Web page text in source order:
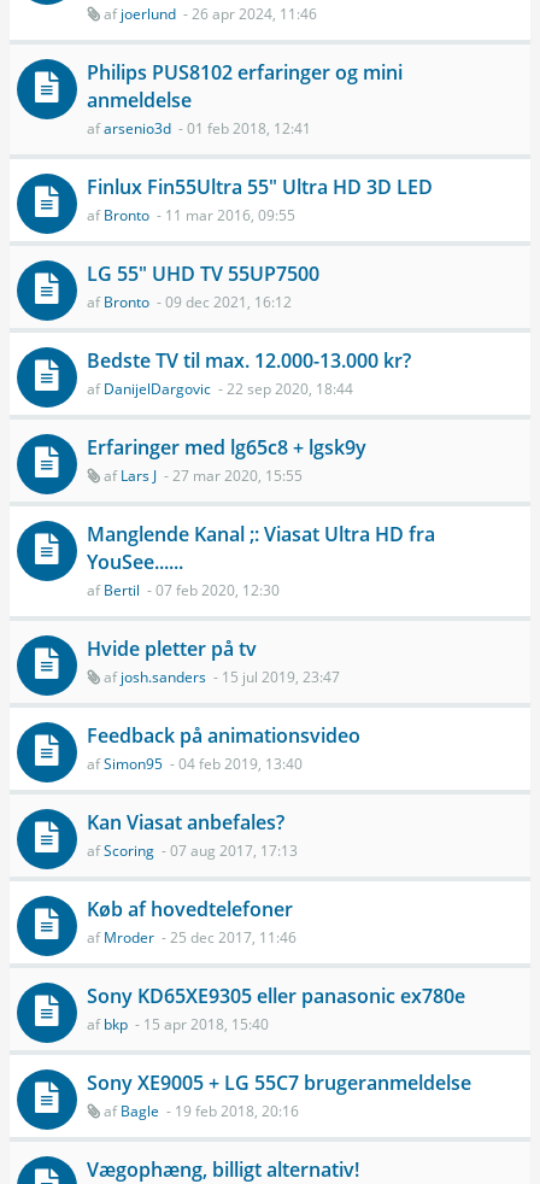
afjoerlund - 26 apr 2024, 11:46
Philips PUS8102 erfaringer og mini
anmeldelse
afarsenio3d - 01 feb 2018, 12:41
Finlux Fin55Ultra 55" Ultra HD 3D LED
afBronto - 11 mar 2016, 09:55
LG 55" UHD TV 55UP7500
afBronto - 09 dec 2021, 16:12
Bedste TV til max. 12.000-13.000 kr?
afDanijelDargovic - 22 sep 2020, 18:44
Erfaringer med lg65c8 + lgsk9y
afLars J - 27 mar 2020, 15:55
Manglende Kanal ;: Viasat Ultra HD fra
YouSee......
afBertil - 07 feb 2020, 12:30
Hvide pletter på tv
afjosh.sanders - 15 jul 2019, 23:47
Feedback på animationsvideo
afSimon95 - 04 feb 2019, 13:40
Kan Viasat anbefales?
afScoring - 07 aug 2017, 17:13
Køb af hovedtelefoner
afMroder - 25 dec 2017, 11:46
Sony KD65XE9305 eller panasonic ex780e
afbkp - 15 apr 2018, 15:40
Sony XE9005 + LG 55C7 brugeranmeldelse
afBagle - 19 feb 2018, 20:16
Vægophæng, billigt alternativ!